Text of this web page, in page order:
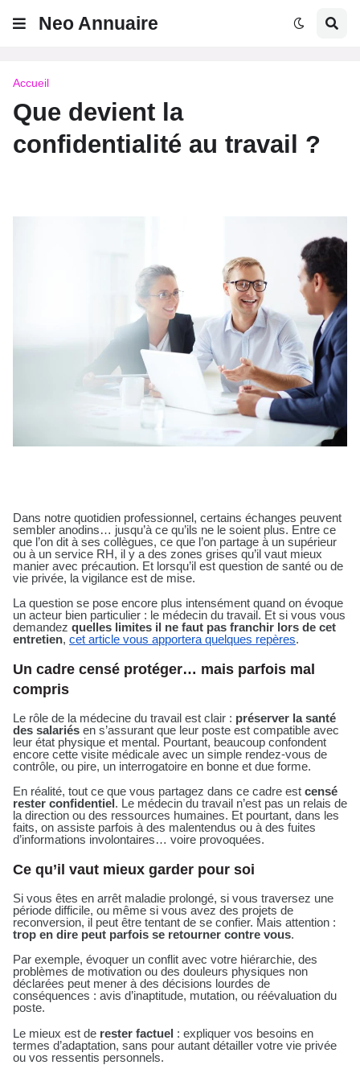
Neo Annuaire
Accueil
Que devient la
confidentialité au travail ?
Dans notre quotidien professionnel, certains échanges peuvent
sembler anodins… jusqu’à ce qu’ils ne le soient plus. Entre ce
que l’on dit à ses collègues, ce que l’on partage à un supérieur
ou à un service RH, il y a des zones grises qu’il vaut mieux
manier avec précaution. Et lorsqu’il est question de santé ou de
vie privée, la vigilance est de mise.
La question se pose encore plus intensément quand on évoque
un acteur bien particulier : le médecin du travail. Et si vous vous
demandez quelles limites il ne faut pas franchir lors de cet
entretien, cet article vous apportera quelques repères.
Un cadre censé protéger… mais parfois mal
compris
Le rôle de la médecine du travail est clair : préserver la santé
des salariés en s’assurant que leur poste est compatible avec
leur état physique et mental. Pourtant, beaucoup confondent
encore cette visite médicale avec un simple rendez-vous de
contrôle, ou pire, un interrogatoire en bonne et due forme.
En réalité, tout ce que vous partagez dans ce cadre est censé
rester confidentiel. Le médecin du travail n’est pas un relais de
la direction ou des ressources humaines. Et pourtant, dans les
faits, on assiste parfois à des malentendus ou à des fuites
d’informations involontaires… voire provoquées.
Ce qu’il vaut mieux garder pour soi
Si vous êtes en arrêt maladie prolongé, si vous traversez une
période difficile, ou même si vous avez des projets de
reconversion, il peut être tentant de se confier. Mais attention :
trop en dire peut parfois se retourner contre vous.
Par exemple, évoquer un conflit avec votre hiérarchie, des
problèmes de motivation ou des douleurs physiques non
déclarées peut mener à des décisions lourdes de
conséquences : avis d’inaptitude, mutation, ou réévaluation du
poste.
Le mieux est de rester factuel : expliquer vos besoins en
termes d’adaptation, sans pour autant détailler votre vie privée
ou vos ressentis personnels.